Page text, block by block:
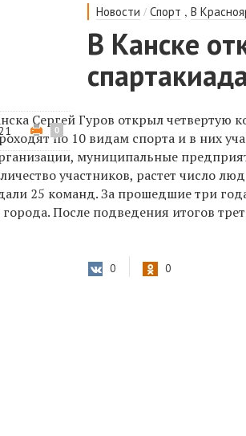
Новости /Спорт ,В
В Канске
0
Сергей Гуров открыл четвертую
по 10 видам спорта и в них
муниципальные
участников, растет число
25 команд. За прошедшие три
После подведения итогов
0 0